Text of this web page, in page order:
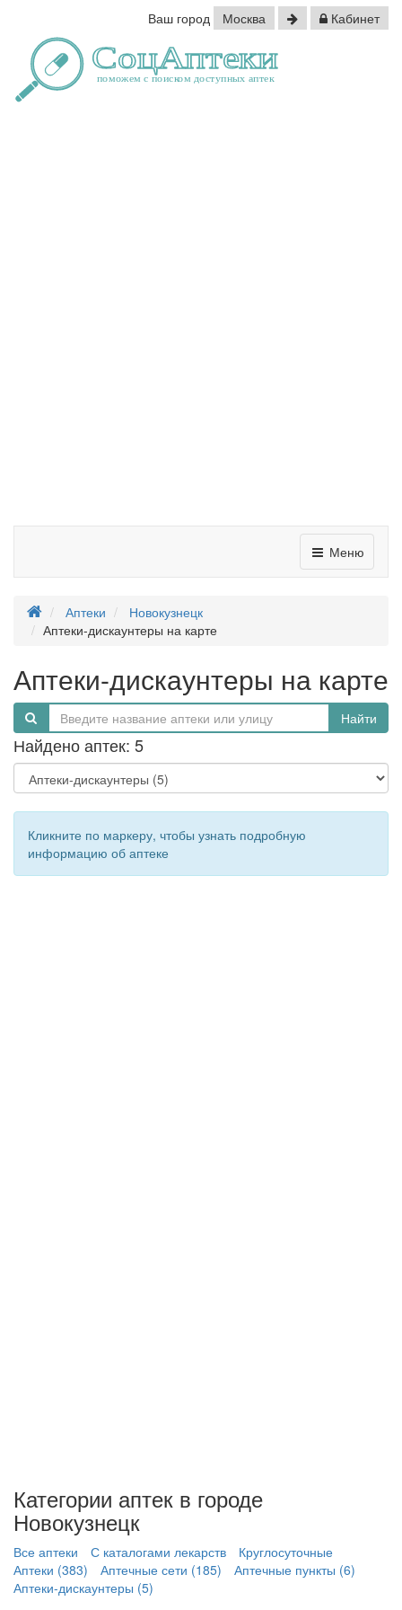
Ваш город Москва Кабинет
Меню
Аптеки
Новокузнецк
Аптеки-дискаунтеры на карте
Аптеки-дискаунтеры на карте
Найти
Найдено аптек: 5
Кликните по маркеру, чтобы узнать подробную
информацию об аптеке
Категории аптек в городе
Новокузнецк
Все аптеки С каталогами лекарств
Круглосуточные
Аптеки (383)
Аптечные сети (185)
Аптечные пункты (6)
Аптеки-дискаунтеры (5)